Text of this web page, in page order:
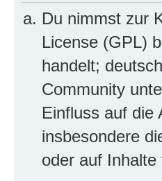
Du nimmst zur
License (GPL)
handelt;
Community
Einfluss auf die
insbesondere
oder auf